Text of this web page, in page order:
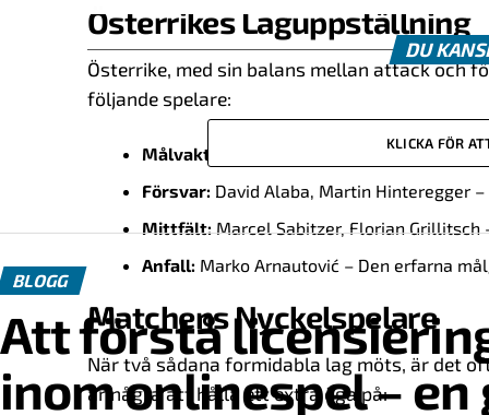
Österrikes Laguppställning
Österrike, med sin balans mellan attack och
följande spelare:
Målvakt:
Daniel Bachmann – Stabil och
Försvar: David Alaba, Martin Hinteregger
Mittfält:Marcel Sabitzer, Florian
Anfall: Marko Arnautović – Den erfarna
Matchens Nyckelspelare
När två sådana formidabla lag möts, är det
är några att hålla ett extra öga på:
DU
KLICKA FÖR
BLOGG
Att förstå
inom onlinespel –